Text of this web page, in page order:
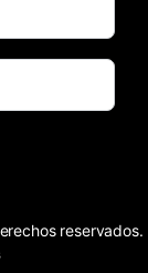
reservados.